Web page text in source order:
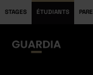
STAGES ÉTUDIANTS